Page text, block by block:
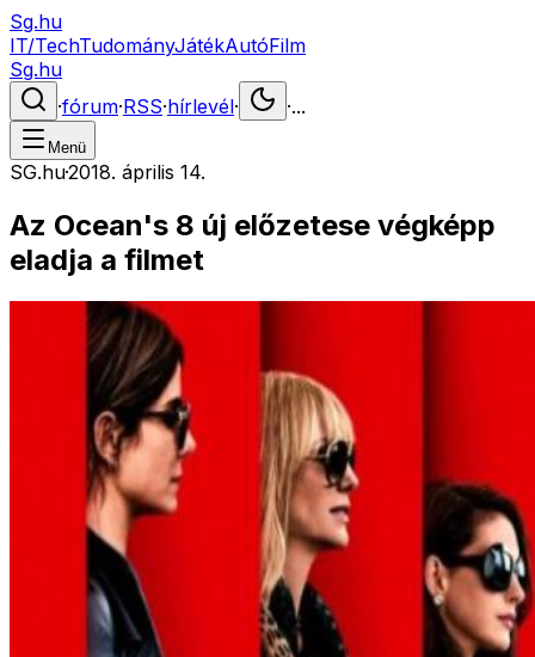
Sg.hu
IT/TechTudományJátékAutóFilm
Sg.hu
·fórum·RSS·hírlevél· ·...
Menü
SG.hu·2018. április 14.
Az Ocean's 8 új előzetese végképp
eladja a filmet